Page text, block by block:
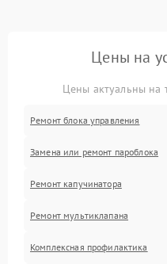
Цены на
Цены актуальны на
Ремонт блока управления
Замена или ремонт пароблока
Ремонт капучинатора
Ремонт мультиклапана
Комплексная профилактика